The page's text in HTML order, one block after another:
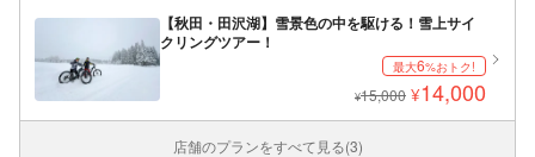
【秋田・田沢湖】雪景色の中を駆ける！雪上サイ
クリングツアー！
最大6%おトク!
¥15,000 ¥14,000
店舗のプランをすべて見る(3)